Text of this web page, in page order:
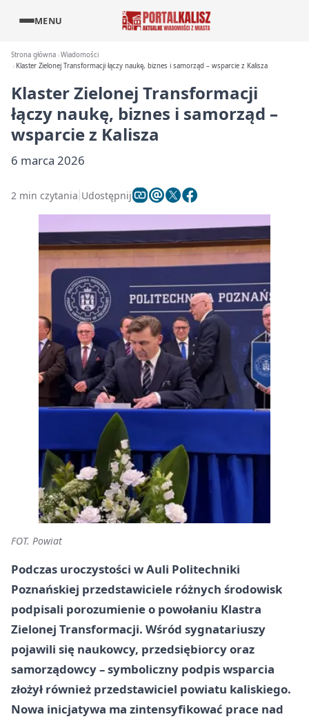
MENU
Strona główna Wiadomości
Klaster Zielonej Transformacji łączy naukę, biznes i samorząd – wsparcie z Kalisza
Klaster Zielonej Transformacji
łączy naukę, biznes i samorząd –
wsparcie z Kalisza
6 marca 2026
2 min czytania Udostępnij
FOT. Powiat
Podczas uroczystości wAuli Politechniki
Poznańskiej przedstawiciele różnych środowisk
podpisali porozumienie o powołaniu Klastra
Zielonej Transformacji. Wśród sygnatariuszy
pojawili się naukowcy, przedsiębiorcy oraz
samorządowcy – symboliczny podpis wsparcia
złożył również przedstawiciel powiatu kaliskiego.
Nowa inicjatywa ma zintensyfikować prace nad